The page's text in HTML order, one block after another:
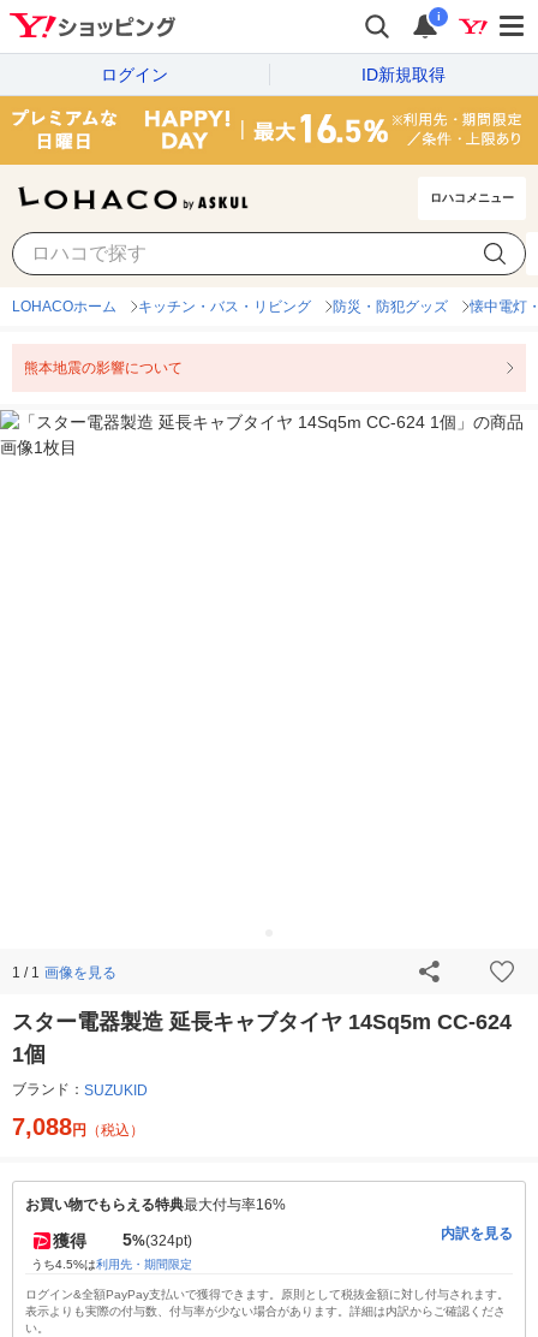
i
ログイン ID新規取得
ロハコメニュー
LOHACOホーム キッチン・バス・リビング 防災・防犯グッズ 懐中電灯
熊本地震の影響について
1 / 1 画像を見る
スター電器製造 延長キャブタイヤ 14Sq5m CC-624
1個
ブランド： SUZUKID
7,088円 （税込）
お買い物でもらえる特典最大付与率16%
獲得 5%(324pt)
うち4.5%は利用先・期間限定
内訳を見る
ログイン&全額PayPay支払いで獲得できます。原則として税抜金額に対し付与されます。
表示よりも実際の付与数、付与率が少ない場合があります。詳細は内訳からご確認くださ
い。